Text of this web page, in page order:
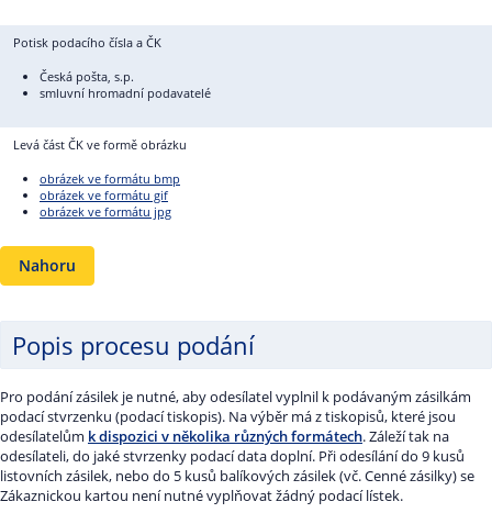
Potisk podacího čísla a ČK
Česká pošta, s.p.
smluvní hromadní podavatelé
Levá část ČK ve formě obrázku
obrázek ve formátu bmp
obrázek ve formátu gif
obrázek ve formátu jpg
Nahoru
Popis procesu podání
Pro podání zásilek je nutné, aby odesílatel vyplnil k podávaným zásilkám
podací stvrzenku (podací tiskopis). Na výběr má z tiskopisů, které jsou
odesílatelům k dispozici v několika různých formátech. Záleží tak na
odesílateli, do jaké stvrzenky podací data doplní. Při odesílání do 9 kusů
listovních zásilek, nebo do 5 kusů balíkových zásilek (vč. Cenné zásilky) se
Zákaznickou kartou není nutné vyplňovat žádný podací lístek.